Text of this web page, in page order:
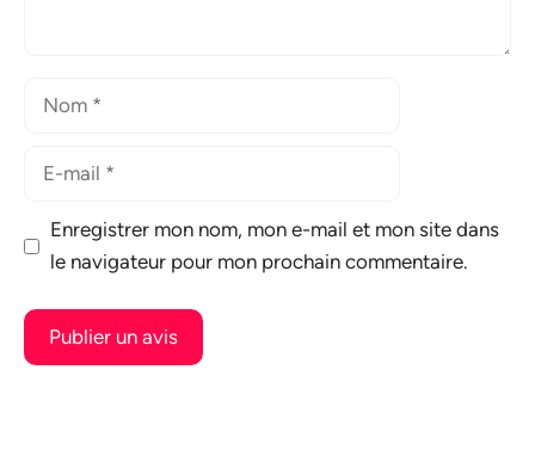
Nom
Enregistrer mon nom, mon e-mail et mon site dans
le navigateur pour mon prochain commentaire.